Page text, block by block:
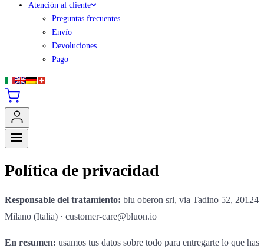
Atención al cliente
Preguntas frecuentes
Envío
Devoluciones
Pago
Política de privacidad
Responsable del tratamiento: blu oberon srl, via Tadino 52, 20124
Milano (Italia) · customer-care@bluon.io
En resumen: usamos tus datos sobre todo para entregarte lo que has